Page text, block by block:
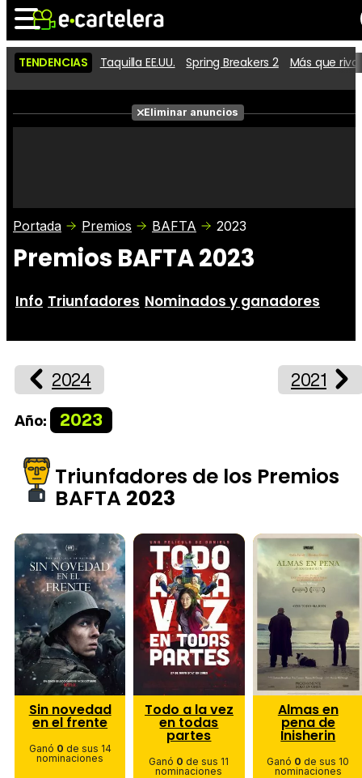
Noticias Cartelera
Películas
Críticas
Entradas
TENDENCIAS Taquilla EE.UU. Spring Breakers 2 Más que
Eliminar anuncios
Portada Premios BAFTA 2023
Premios BAFTA 2023
Info Triunfadores Nominados y ganadores
2024 2021
Año: 2023
Triunfadores de los Premios
BAFTA 2023
Sin novedad
en el frente
Ganó 0 de sus 14
nominaciones
Todo a la vez
en todas
partes
Ganó 0 de sus 11
nominaciones
Almas en
pena de
Inisherin
Ganó 0 de sus 10
nominaciones